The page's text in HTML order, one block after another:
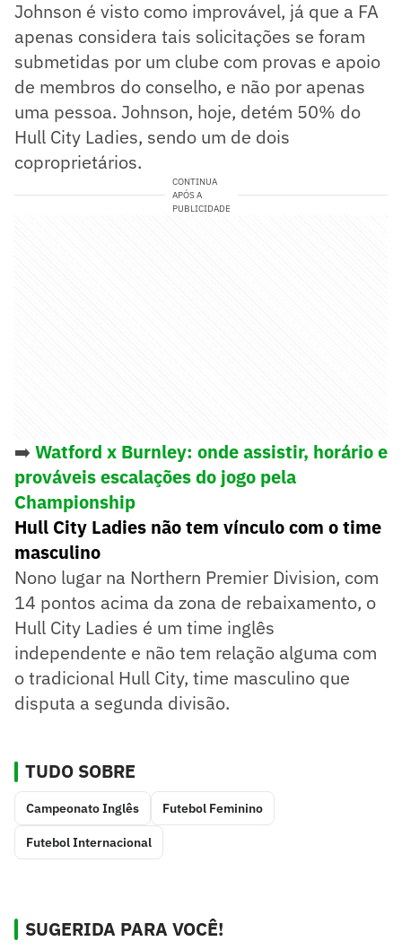
Johnson é visto como improvável, já que a FA
apenas considera tais solicitações se foram
submetidas por um clube com provas e apoio
de membros do conselho, e não por apenas
uma pessoa. Johnson, hoje, detém 50% do
Hull City Ladies, sendo um de dois
coproprietários.
CONTINUA
APÓS A
PUBLICIDADE
➡️ Watford x Burnley: onde assistir, horário e
prováveis escalações do jogo pela
Championship
Hull City Ladies não tem vínculo com o time
masculino
Nono lugar na Northern Premier Division, com
14 pontos acima da zona de rebaixamento, o
Hull City Ladies é um time inglês
independente e não tem relação alguma com
o tradicional Hull City, time masculino que
disputa a segunda divisão.
TUDO SOBRE
Campeonato Inglês Futebol Feminino
Futebol Internacional
SUGERIDA PARA VOCÊ!